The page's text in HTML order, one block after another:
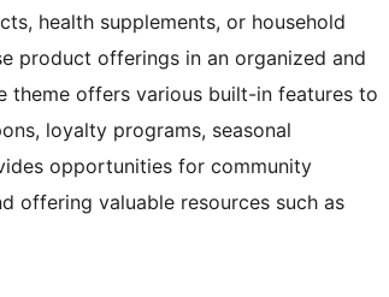
health supplements, or household
product offerings in an organized and
theme offers various built-in features to
loyalty programs, seasonal
opportunities for community
offering valuable resources such as